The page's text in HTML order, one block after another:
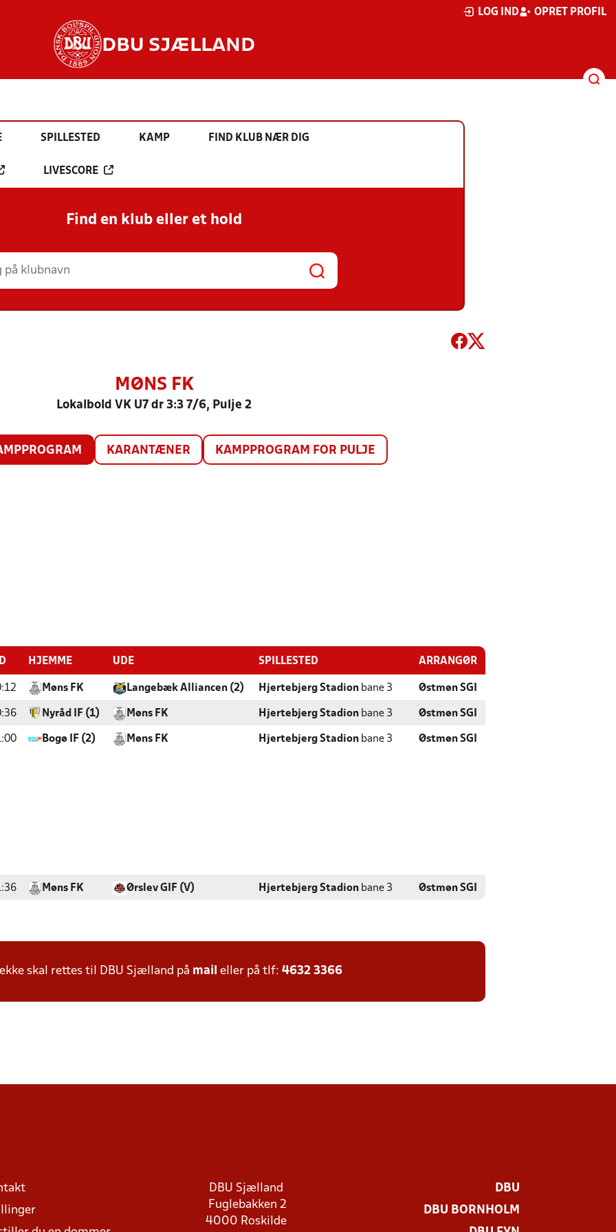
LOG IND OPRET PROFIL
DBU SJÆLLAND
SPILLESTED KAMP FIND KLUB NÆR DIG
LIVESCORE
Find en klub eller et hold
MØNS FK
Lokalbold VK U7 dr 3:3 7/6, Pulje 2
KARANTÆNER KAMPPROGRAM FOR PULJE
HJEMME UDE SPILLESTED ARRANGØR
Møns FK Langebæk Alliancen (2) Hjertebjerg Stadion bane 3 Østmøn SGI
Nyråd IF (1) Møns FK Hjertebjerg Stadion bane 3 Østmøn SGI
Bogø IF (2) Møns FK Hjertebjerg Stadion bane 3 Østmøn SGI
Møns FK Ørslev GIF (V) Hjertebjerg Stadion bane 3 Østmøn SGI
skal rettes til DBU Sjælland på mail eller på tlf: 4632 3366
DBU Sjælland
Fuglebakken 2
4000 Roskilde
DBU
DBU BORNHOLM